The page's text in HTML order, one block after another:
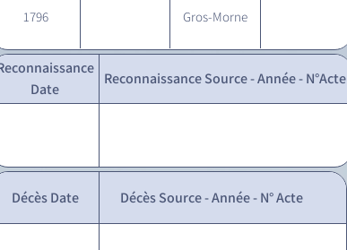
1796 Gros-Morne
Date
Reconnaissance Source - Année - N°Acte
Décès Date Décès Source - Année - N° Acte